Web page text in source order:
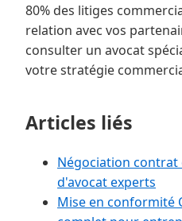
80% des litiges
relation avec vos
consulter un avocat
votre stratégie
Articles liés
Négociation contrat
d'avocat experts
Mise en conformité